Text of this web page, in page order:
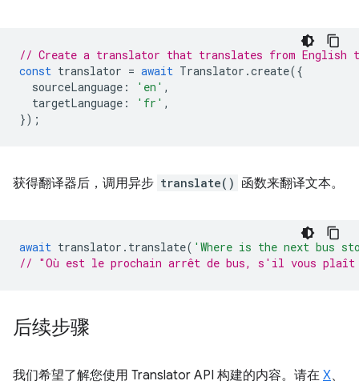
// Create a translator that translates from English
const translator = await Translator .create({
sourceLanguage : 'en' ,
targetLanguage : 'fr' ,
});
获得翻译器后，调用异步 translate() 函数来翻译文本。
await translator . translate( 'Where is the next bus
// "Où est le prochain arrêt de bus, s'il vous
后续步骤
我们希望了解您使用 Translator API 构建的内容。请在 X、